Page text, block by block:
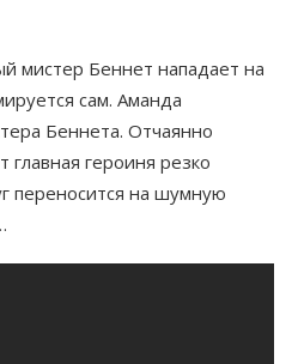
мистер Беннет нападает на
сам. Аманда
Беннета. Отчаянно
главная героиня резко
переносится на шумную